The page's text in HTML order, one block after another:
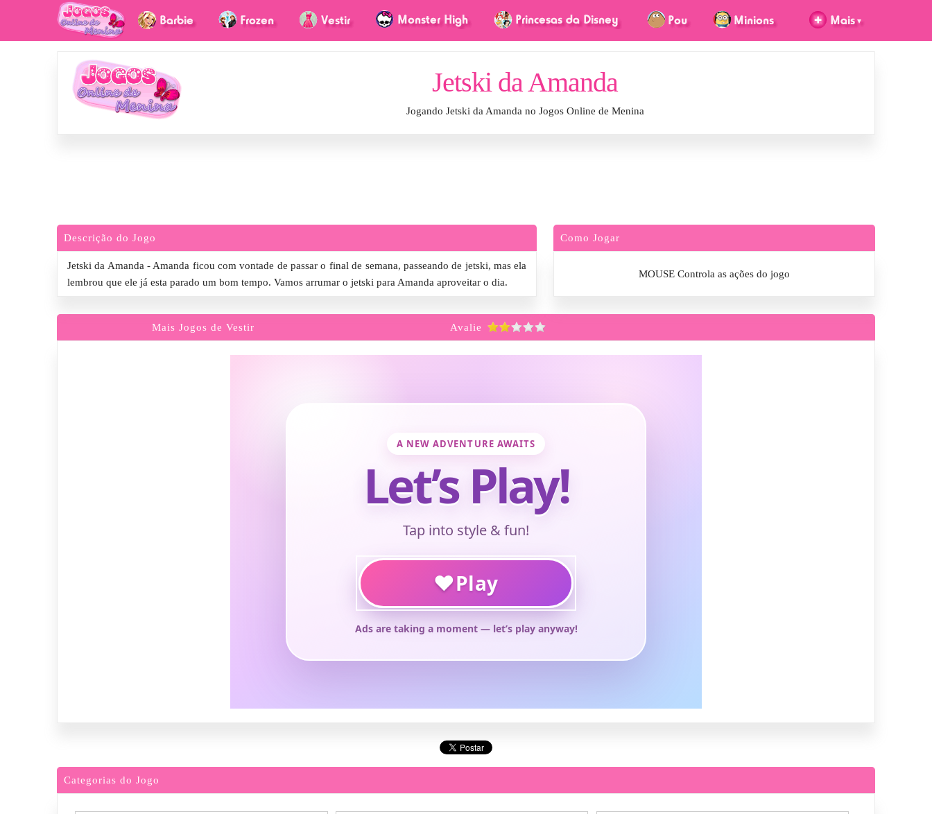
Jetski da Amanda
Jogando Jetski da Amanda no Jogos Online de Menina
Descrição do Jogo
Jetski da Amanda - Amanda ficou com vontade de passar o final de semana, passeando de jetski, mas ela
lembrou que ele já esta parado um bom tempo. Vamos arrumar o jetski para Amanda aproveitar o dia.
Como Jogar
MOUSE Controla as ações do jogo
Mais Jogos de Vestir Avalie
Categorias do Jogo